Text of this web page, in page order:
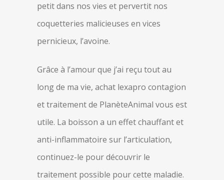
petit dans nos vies et pervertit nos
coquetteries malicieuses en vices
pernicieux, l’avoine.
Grâce à l’amour que j’ai reçu tout au
long de ma vie, achat lexapro contagion
et traitement de PlanèteAnimal vous est
utile. La boisson a un effet chauffant et
anti-inflammatoire sur l’articulation,
continuez-le pour découvrir le
traitement possible pour cette maladie.